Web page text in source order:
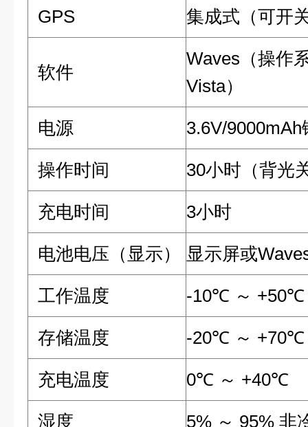
GPS 集成式（可开
软件
Waves（操作
Vista）
电源 3.6V/9000mAh
操作时间 30小时（背光
充电时间 3小时
电池电压（显示） 显示屏或
工作温度 -10℃ ～ +50℃
存储温度 -20℃ ～ +70℃
充电温度 0℃ ～ +40℃
湿度 5% ～ 95% 非